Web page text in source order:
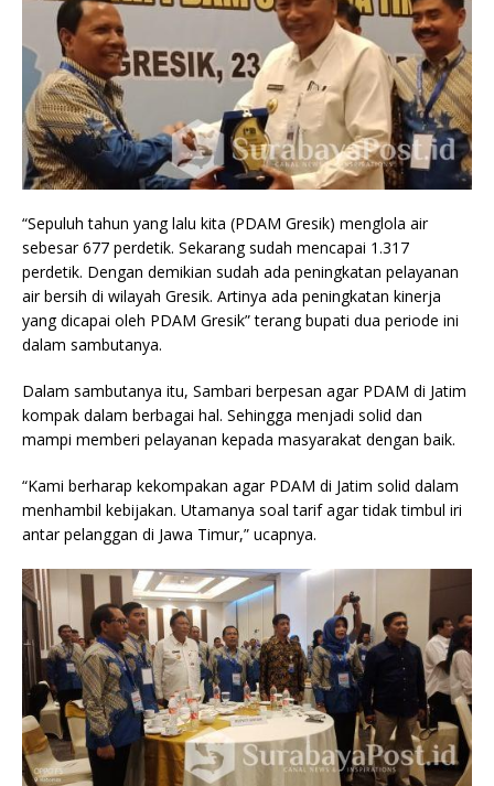
“Sepuluh tahun yang lalu kita (PDAM Gresik) menglola air
sebesar 677 perdetik. Sekarang sudah mencapai 1.317
perdetik. Dengan demikian sudah ada peningkatan pelayanan
air bersih di wilayah Gresik. Artinya ada peningkatan kinerja
yang dicapai oleh PDAM Gresik” terang bupati dua periode ini
dalam sambutanya.
Dalam sambutanya itu, Sambari berpesan agar PDAM di Jatim
kompak dalam berbagai hal. Sehingga menjadi solid dan
mampi memberi pelayanan kepada masyarakat dengan baik.
“Kami berharap kekompakan agar PDAM di Jatim solid dalam
menhambil kebijakan. Utamanya soal tarif agar tidak timbul iri
antar pelanggan di Jawa Timur,” ucapnya.